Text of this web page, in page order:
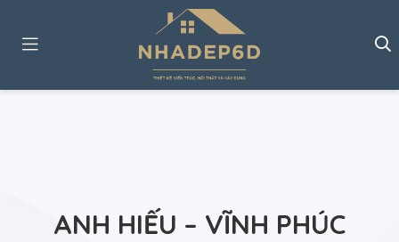
ANH HIẾU – VĨNH PHÚC